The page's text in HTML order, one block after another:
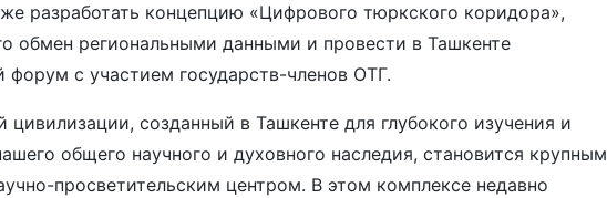
разработать концепцию «Цифрового тюркского коридора»,
обмен региональными данными и провести в Ташкенте
форум с участием государств-членов ОТГ.
цивилизации, созданный в Ташкенте для глубокого изучения и
общего научного и духовного наследия, становится крупным
просветительским центром. В этом комплексе недавно